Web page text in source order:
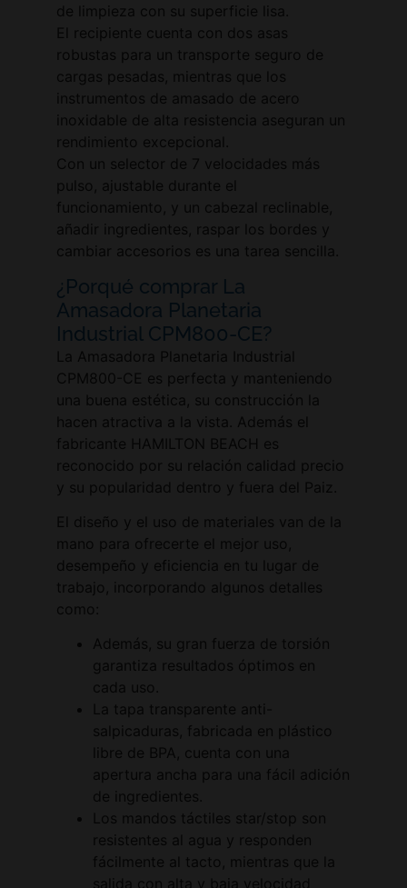
de limpieza con su superficie lisa.
El recipiente cuenta con dos asas
robustas para un transporte seguro de
cargas pesadas, mientras que los
instrumentos de amasado de acero
inoxidable de alta resistencia aseguran un
rendimiento excepcional.
Con un selector de 7 velocidades más
pulso, ajustable durante el
funcionamiento, y un cabezal reclinable,
añadir ingredientes, raspar los bordes y
cambiar accesorios es una tarea sencilla.
¿Porqué comprar La
Amasadora Planetaria
Industrial CPM800-CE?
La Amasadora Planetaria Industrial
CPM800-CE es perfecta y manteniendo
una buena estética, su construcción la
hacen atractiva a la vista. Además el
fabricante HAMILTON BEACH es
reconocido por su relación calidad precio
y su popularidad dentro y fuera del Paiz.
El diseño y el uso de materiales van de la
mano para ofrecerte el mejor uso,
desempeño y eficiencia en tu lugar de
trabajo, incorporando algunos detalles
como:
Además, su gran fuerza de torsión
garantiza resultados óptimos en
cada uso.
La tapa transparente anti-
salpicaduras, fabricada en plástico
libre de BPA, cuenta con una
apertura ancha para una fácil adición
de ingredientes.
Los mandos táctiles star/stop son
resistentes al agua y responden
fácilmente al tacto, mientras que la
salida con alta y baja velocidad